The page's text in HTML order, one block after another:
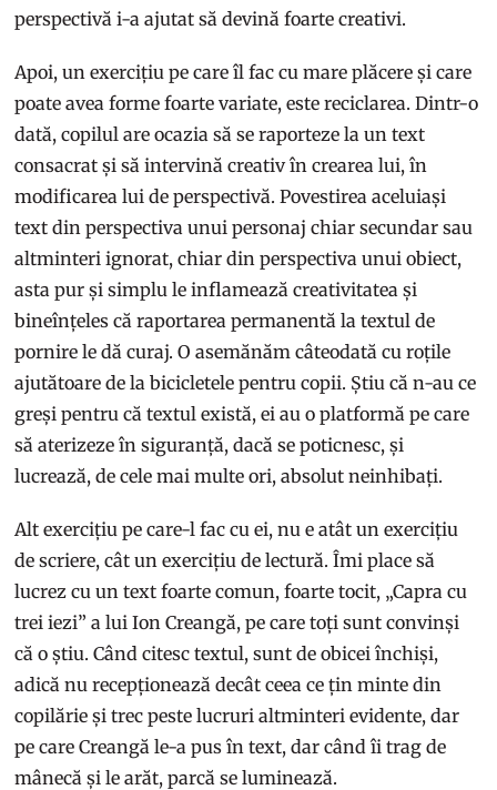
perspectivă i-a ajutat să devină foarte creativi.
Apoi, un exercițiu pe care îl fac cu mare plăcere și care
poate avea forme foarte variate, este reciclarea. Dintr-o
dată, copilul are ocazia să se raporteze la un text
consacrat și să intervină creativ în crearea lui, în
modificarea lui de perspectivă. Povestirea aceluiași
text din perspectiva unui personaj chiar secundar sau
altminteri ignorat, chiar din perspectiva unui obiect,
asta pur și simplu le inflamează creativitatea și
bineînțeles că raportarea permanentă la textul de
pornire le dă curaj. O asemănăm câteodată cu roțile
ajutătoare de la bicicletele pentru copii. Știu că n-au ce
greși pentru că textul există, ei au o platformă pe care
să aterizeze în siguranță, dacă se poticnesc, și
lucrează, de cele mai multe ori, absolut neinhibați.
Alt exercițiu pe care-l fac cu ei, nu e atât un exercițiu
de scriere, cât un exercițiu de lectură. Îmi place să
lucrez cu un text foarte comun, foarte tocit, „Capra cu
trei iezi” a lui Ion Creangă, pe care toți sunt convinși
că o știu. Când citesc textul, sunt de obicei închiși,
adică nu recepționează decât ceea ce țin minte din
copilărie și trec peste lucruri altminteri evidente, dar
pe care Creangă le-a pus în text, dar când îi trag de
mânecă și le arăt, parcă se luminează.